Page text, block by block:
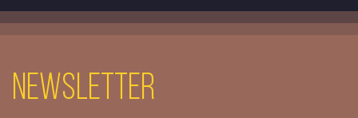
Newsletter